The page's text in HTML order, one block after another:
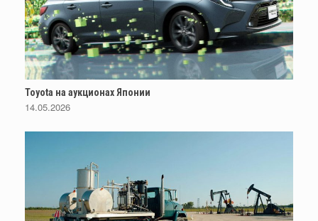
Toyota на аукционах Японии
14.05.2026